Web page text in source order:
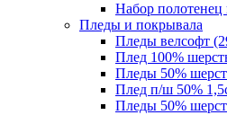
Набор
Пледы и покрывала
Пледы велсофт
Плед 100%
Пледы 50%
Плед п/ш 50%
Пледы 50%